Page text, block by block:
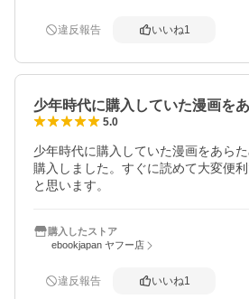
違反報告 いいね1
少年時代に購入していた漫画を
5.0
少年時代に購入していた漫画をあら
購入しました。すぐに読めて大変便
と思います。
購入したストア
ebookjapan ヤフー店
違反報告 いいね1